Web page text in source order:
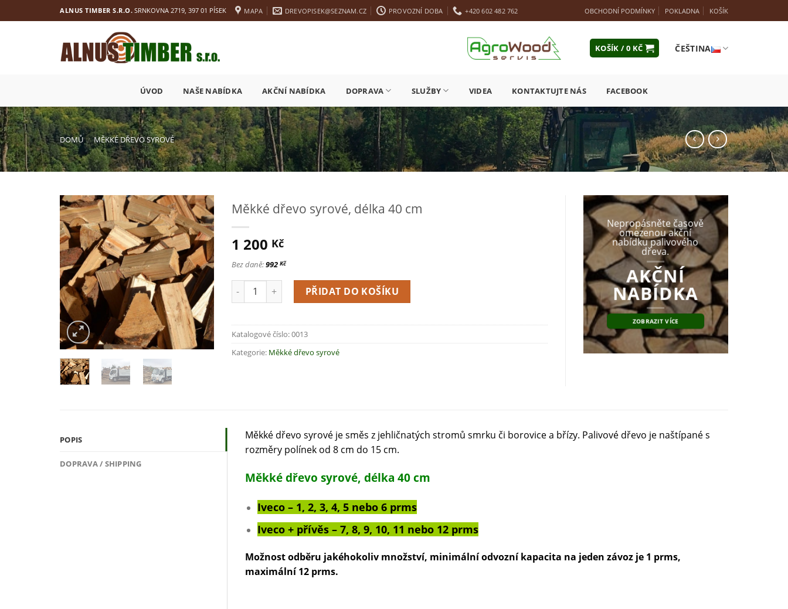
na
ALNUS TIMBER S.R.O. SRNKOVNA 2719, 397 01 PÍSEK MAPA DREVOPISEK@SEZNAM.CZ PROVOZNÍ DOBA +420 602 482 762 OBCHODNÍ PODMÍNKY POKLADNA KOŠÍK
KOŠÍK /0 KČ ČEŠTINA
ÚVOD NAŠE NABÍDKA AKČNÍ NABÍDKA DOPRAVA SLUŽBY VIDEA KONTAKTUJTE NÁS FACEBOOK
DOMŮ / MĚKKÉ DŘEVO SYROVÉ
Měkké dřevo syrové, délka 40 cm
1 200 Kč
Bez daně:992 Kč
PŘIDAT DO KOŠÍKU
Katalogové číslo:0013
Kategorie: Měkké dřevo syrové
Nepropásněte časově
omezenou akční
nabídku palivového
dřeva.
AKČNÍ
NABÍDKA
ZOBRAZIT VÍCE
POPIS
DOPRAVA / SHIPPING
Měkké dřevo syrové je směs z jehličnatých stromů smrku či borovice a břízy. Palivové dřevo je naštípané s
rozměry polínek od 8 cm do 15 cm.
Měkké dřevo syrové, délka 40 cm
Iveco – 1, 2, 3, 4, 5 nebo 6 prms
Iveco + přívěs – 7, 8, 9, 10, 11 nebo 12 prms
Možnost odběru jakéhokoliv množství, minimální odvozní kapacita na jeden závoz je 1 prms,
maximální 12 prms.